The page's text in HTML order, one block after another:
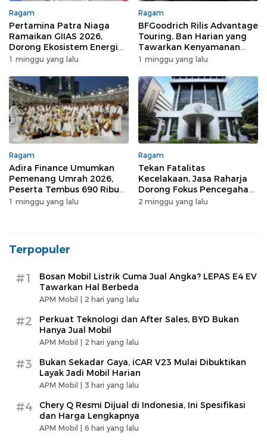
Ragam
Pertamina Patra Niaga
Ramaikan GIIAS 2026,
Dorong Ekosistem Energi
dan Digitalisasi Otomotif
1 minggu yang lalu
Ragam
BFGoodrich Rilis Advantage
Touring, Ban Harian yang
Tawarkan Kenyamanan
dan Stabilitas di Jalan
1 minggu yang lalu
Ragam
Adira Finance Umumkan
Pemenang Umrah 2026,
Peserta Tembus 690 Ribu
Konsumen
1 minggu yang lalu
Ragam
Tekan Fatalitas
Kecelakaan, Jasa Raharja
Dorong Fokus Pencegahan
dari Hulu
2 minggu yang lalu
Terpopuler
#1
Bosan Mobil Listrik Cuma Jual Angka? LEPAS E4 EV
Tawarkan Hal Berbeda
APM Mobil | 2 hari yang lalu
#2
Perkuat Teknologi dan After Sales, BYD Bukan
Hanya Jual Mobil
APM Mobil | 2 hari yang lalu
#3
Bukan Sekadar Gaya, iCAR V23 Mulai Dibuktikan
Layak Jadi Mobil Harian
APM Mobil | 3 hari yang lalu
#4
Chery Q Resmi Dijual di Indonesia, Ini Spesifikasi
dan Harga Lengkapnya
APM Mobil | 6 hari yang lalu